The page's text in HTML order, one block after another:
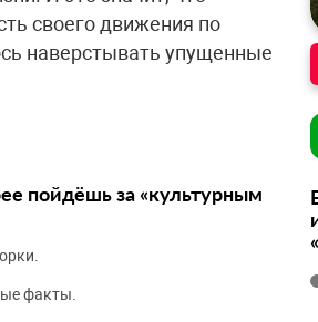
своего движения по
наверстывать упущенные
пойдёшь за «культурным
факты.